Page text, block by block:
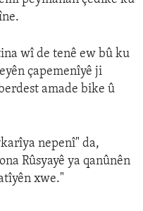
wî de tenê ew bû ku
çapemenîyê ji
amade bike û
nepenî" da,
Rûsyayê ya qanûnên
xwe."